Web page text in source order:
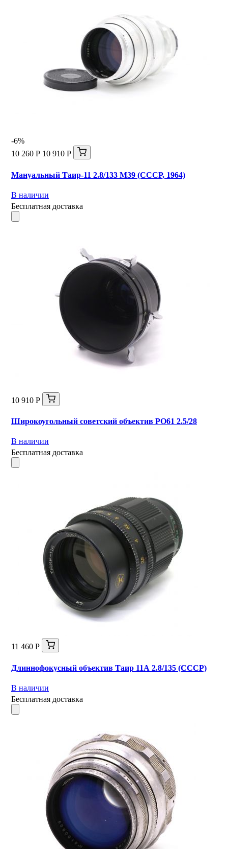
-6%
10 260 Р 10 910 Р
Мануальный Таир-11 2.8/133 M39 (СССР, 1964)
В наличии
Бесплатная доставка
10 910 Р
Широкоугольный советский объектив РО61 2.5/28
В наличии
Бесплатная доставка
11 460 Р
Длиннофокусный объектив Таир 11А 2.8/135 (СССР)
В наличии
Бесплатная доставка